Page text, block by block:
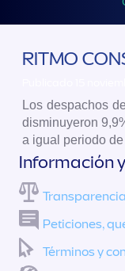
RITMO
Los despachos
disminuyeron
a igual periodo
Información
Peticiones,
Términos y